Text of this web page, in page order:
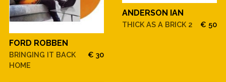
FORD ROBBEN
BRINGING IT BACK
HOME
€ 30
ANDERSON IAN
THICK AS A BRICK 2 € 50